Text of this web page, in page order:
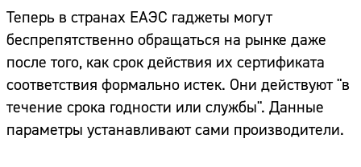
Теперь в странах ЕАЭС гаджеты могут
беспрепятственно обращаться на рынке даже
после того, как срок действия их сертификата
соответствия формально истек. Они действуют "в
течение срока годности или службы". Данные
параметры устанавливают сами производители.